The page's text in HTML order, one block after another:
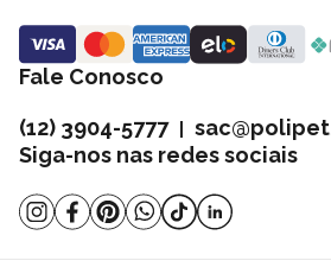
Fale Conosco
(12) 3904-5777|
Siga-nos nas redes sociais